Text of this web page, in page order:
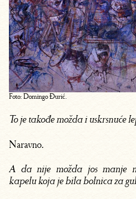
Foto: Domingo Đurić.
To je takođe možda i uskrsnuće
Naravno.
A da nije možda jos manje
kapelu koja je bila bolnica za